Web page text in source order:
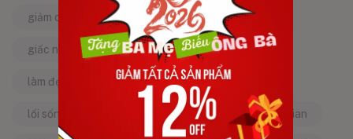
giảm căng thẳng giảm stress
giấc ngủ ngon kinh nghiệm dân gian
làm đẹp từ bên trong làm đẹp tự nhiên
lối sống lành mạnh mật ong mẹo dân gian